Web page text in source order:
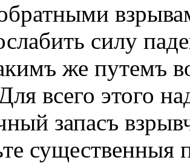
силу
же путемъ
всего этого
запасъ
существенныя